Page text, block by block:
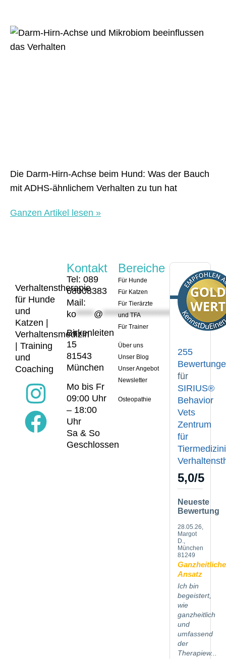
Die Darm-Hirn-Achse beim Hund: Was der Bauch
mit ADHS-ähnlichem Verhalten zu tun hat
Ganzen Artikel lesen »
Verhaltenstherapie
für Hunde
und
Katzen |
Verhaltensmedizin
| Training
und
Coaching
Kontakt
Tel: 089
68008383
Mail:
ko*****@*********************
er.de
Birkenleiten
15
81543
München
Mo bis Fr
09:00 Uhr
– 18:00
Uhr
Sa & So
Geschlossen
Bereiche
Für Hunde
Für Katzen
Für Tierärzte
und TFA
Für Trainer
Über uns
Unser Blog
Unser Angebot
Newsletter
Osteopathie
255
für
SIRIUS®
Behavior
Vets
Zentrum
für
5,0/5
Neueste
Bewertung
28.05.26,
Margot
D.,
München
81249
Ansatz
Ich bin
begeistert,
wie
ganzheitlich
und
umfassend
der
Therapiew...